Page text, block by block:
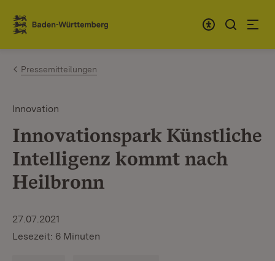
Zum Inhalt springen
Link zur Startseite
Pressemitteilungen
Innovation
Innovationspark Künstliche
Intelligenz kommt nach
Heilbronn
27.07.2021
Lesezeit: 6 Minuten